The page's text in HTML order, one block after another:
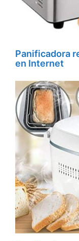
Panificadora
en Internet